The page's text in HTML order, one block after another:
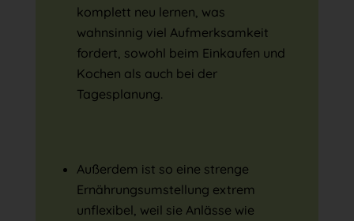
komplett neu lernen, was
wahnsinnig viel Aufmerksamkeit
fordert, sowohl beim Einkaufen und
Kochen als auch bei der
Tagesplanung.
Außerdem ist so eine strenge
Ernährungsumstellung extrem
unflexibel, weil sie Anlässe wie